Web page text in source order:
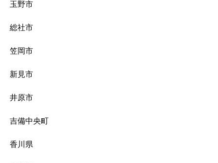
玉野市
総社市
笠岡市
新見市
井原市
吉備中央町
香川県